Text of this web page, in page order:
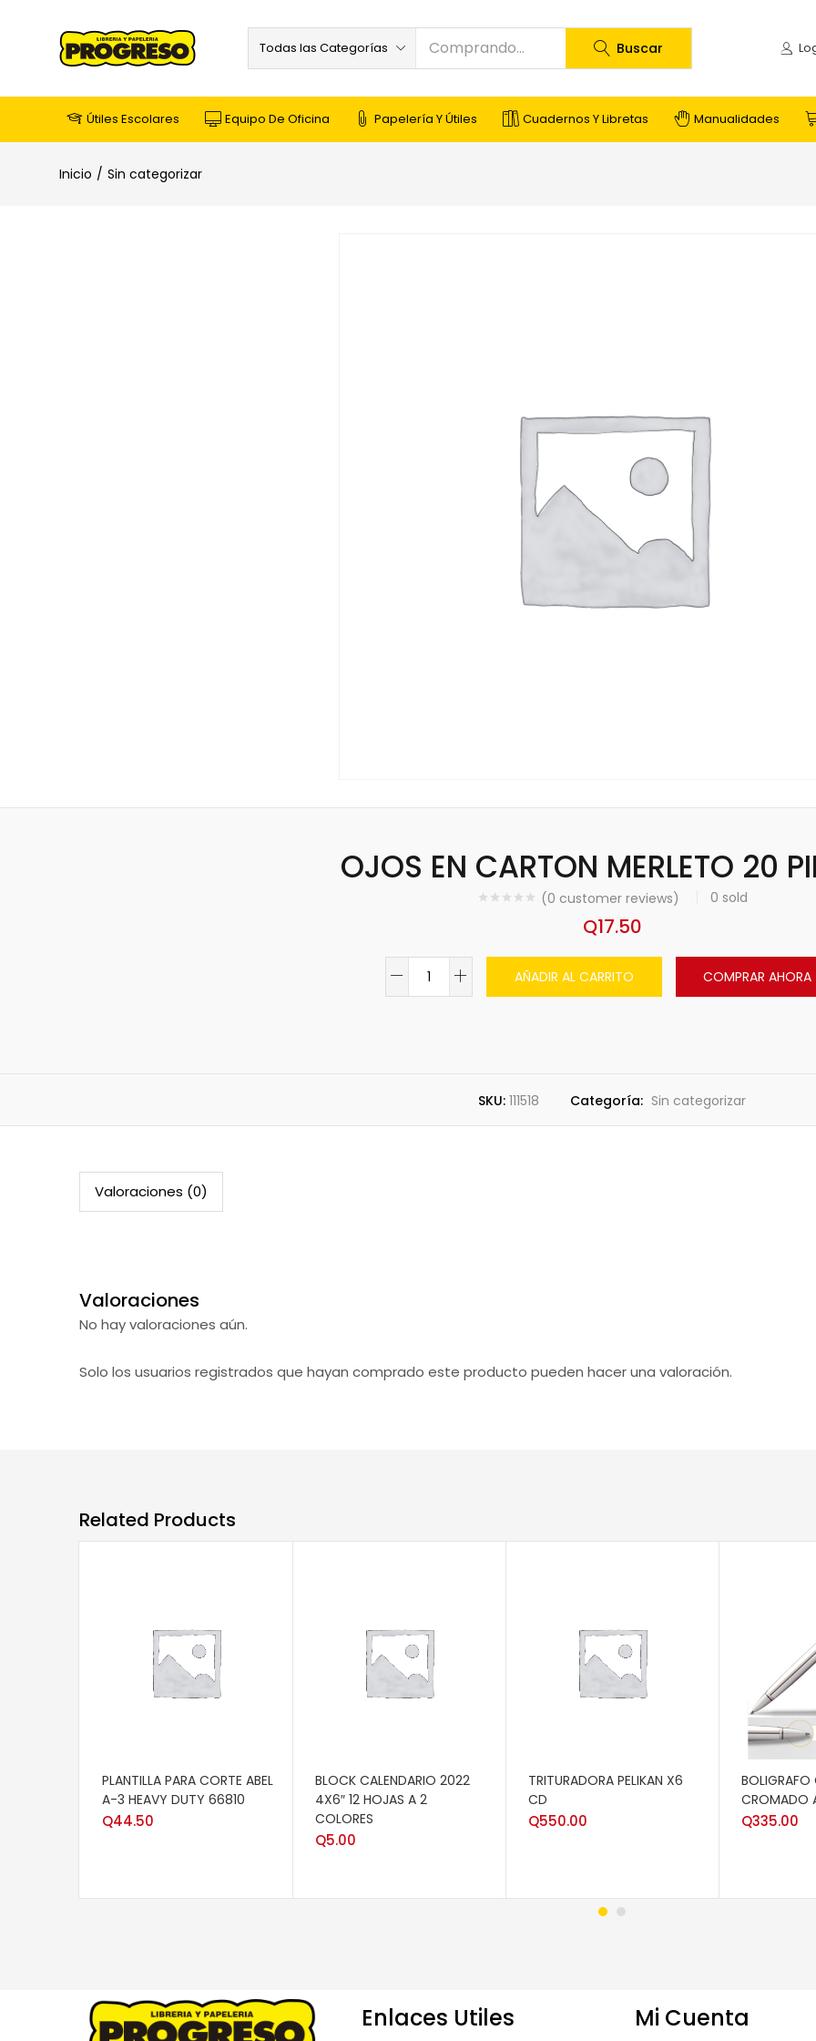
Todas las Categorías Buscar
Útiles Escolares Equipo De Oficina Papelería Y Útiles Cuadernos Y Libretas Manualidades
Inicio Sin categorizar
OJOS EN CARTON MERLETO 20
(0 customer reviews) 0 sold
Q17.50
AÑADIR AL CARRITO COMPRAR AHORA
SKU: 111518 Categoría: Sin categorizar
Valoraciones (0)
Valoraciones
No hay valoraciones aún.
Solo los usuarios registrados que hayan comprado este producto pueden hacer una valoración.
Related Products
PLANTILLA PARA CORTE ABEL
A-3 HEAVY DUTY 66810
Q44.50
BLOCK CALENDARIO 2022
4X6″ 12 HOJAS A 2
COLORES
Q5.00
TRITURADORA PELIKAN X6
CD
Q550.00
AÑADIR AL
BOLIGRAFO
Q335.00
Enlaces Utiles Mi Cuenta